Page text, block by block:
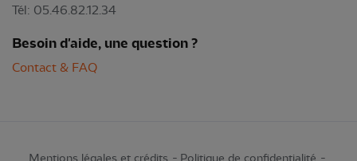
Tél: 05.46.82.12.34
Besoin d'aide, une question ?
Contact & FAQ